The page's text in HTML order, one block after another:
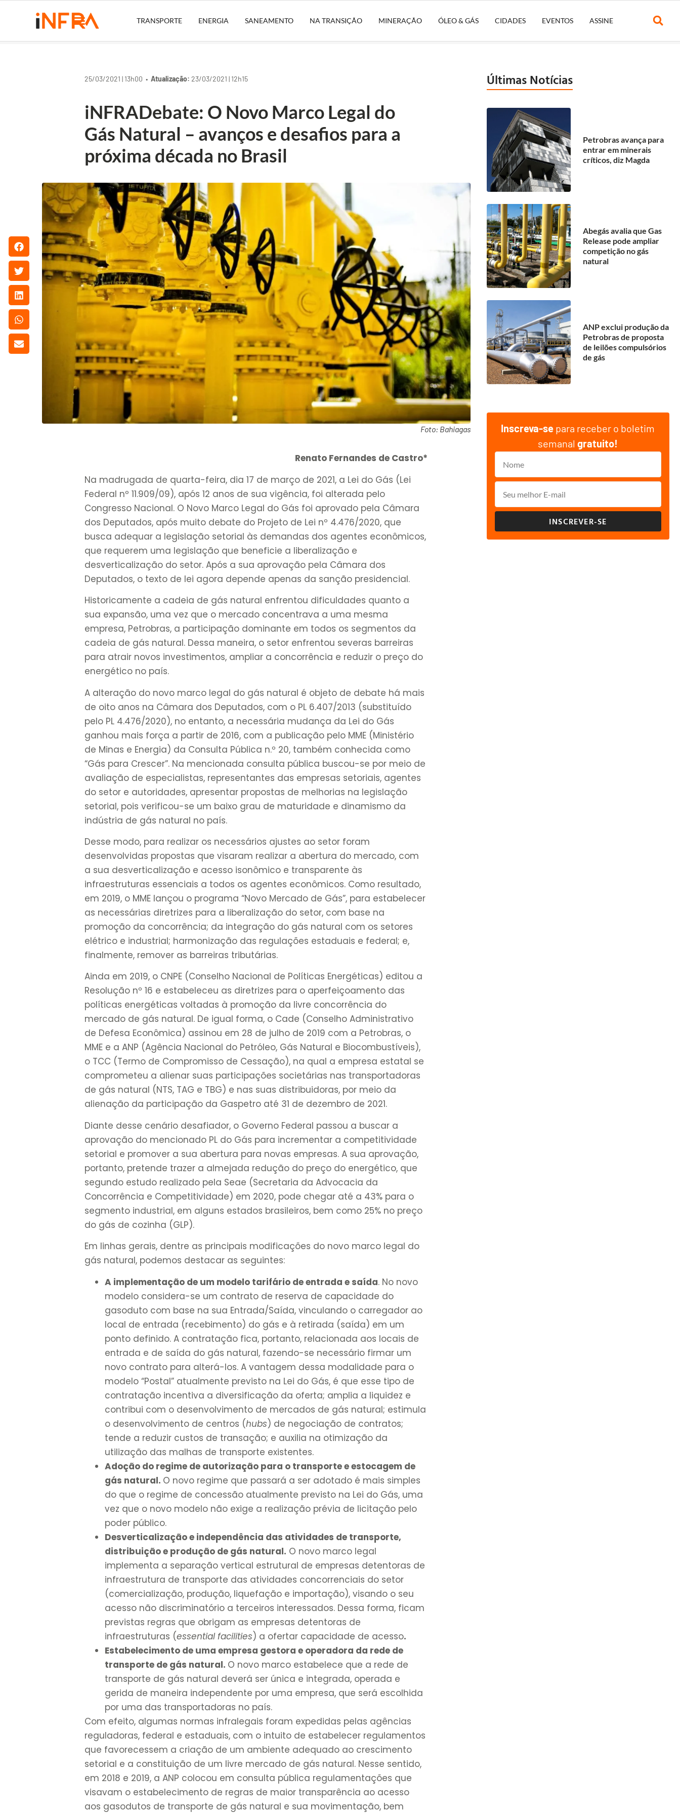
TRANSPORTE ENERGIA SANEAMENTO NA TRANSIÇÃO MINERAÇÃO ÓLEO & GÁS CIDADES EVENTOS ASSINE
25/03/2021 | 13h00 •Atualização: 23/03/2021 | 12h15
iNFRADebate: O Novo Marco Legal do
Gás Natural – avanços e desafios para a
próxima década no Brasil
Foto: Bahiagas
Renato Fernandes de Castro*
Na madrugada de quarta-feira, dia 17 de março de 2021, a Lei do Gás (Lei
Federal nº 11.909/09), após 12 anos de sua vigência, foi alterada pelo
Congresso Nacional. O Novo Marco Legal do Gás foi aprovado pela Câmara
dos Deputados, após muito debate do Projeto de Lei nº 4.476/2020, que
busca adequar a legislação setorial às demandas dos agentes econômicos,
que requerem uma legislação que beneficie a liberalização e
desverticalização do setor. Após a sua aprovação pela Câmara dos
Deputados, o texto de lei agora depende apenas da sanção presidencial.
Historicamente a cadeia de gás natural enfrentou dificuldades quanto a
sua expansão, uma vez que o mercado concentrava a uma mesma
empresa, Petrobras, a participação dominante em todos os segmentos da
cadeia de gás natural. Dessa maneira, o setor enfrentou severas barreiras
para atrair novos investimentos, ampliar a concorrência e reduzir o preço do
energético no país.
A alteração do novo marco legal do gás natural é objeto de debate há mais
de oito anos na Câmara dos Deputados, com o PL 6.407/2013 (substituído
pelo PL 4.476/2020), no entanto, a necessária mudança da Lei do Gás
ganhou mais força a partir de 2016, com a publicação pelo MME (Ministério
de Minas e Energia) da Consulta Pública n.º 20, também conhecida como
“Gás para Crescer”. Na mencionada consulta pública buscou-se por meio de
avaliação de especialistas, representantes das empresas setoriais, agentes
do setor e autoridades, apresentar propostas de melhorias na legislação
setorial, pois verificou-se um baixo grau de maturidade e dinamismo da
indústria de gás natural no país.
Desse modo, para realizar os necessários ajustes ao setor foram
desenvolvidas propostas que visaram realizar a abertura do mercado, com
a sua desverticalização e acesso isonômico e transparente às
infraestruturas essenciais a todos os agentes econômicos. Como resultado,
em 2019, o MME lançou o programa “Novo Mercado de Gás”, para estabelecer
as necessárias diretrizes para a liberalização do setor, com base na
promoção da concorrência; da integração do gás natural com os setores
elétrico e industrial; harmonização das regulações estaduais e federal; e,
finalmente, remover as barreiras tributárias.
Ainda em 2019, o CNPE (Conselho Nacional de Políticas Energéticas) editou a
Resolução nº 16 e estabeleceu as diretrizes para o aperfeiçoamento das
políticas energéticas voltadas à promoção da livre concorrência do
mercado de gás natural. De igual forma, o Cade (Conselho Administrativo
de Defesa Econômica) assinou em 28 de julho de 2019 com a Petrobras, o
MME e a ANP (Agência Nacional do Petróleo, Gás Natural e Biocombustíveis),
o TCC (Termo de Compromisso de Cessação), na qual a empresa estatal se
comprometeu a alienar suas participações societárias nas transportadoras
de gás natural (NTS, TAG e TBG) e nas suas distribuidoras, por meio da
alienação da participação da Gaspetro até 31 de dezembro de 2021.
Diante desse cenário desafiador, o Governo Federal passou a buscar a
aprovação do mencionado PL do Gás para incrementar a competitividade
setorial e promover a sua abertura para novas empresas. A sua aprovação,
portanto, pretende trazer a almejada redução do preço do energético, que
segundo estudo realizado pela Seae (Secretaria da Advocacia da
Concorrência e Competitividade) em 2020, pode chegar até a 43% para o
segmento industrial, em alguns estados brasileiros, bem como 25% no preço
do gás de cozinha (GLP).
Em linhas gerais, dentre as principais modificações do novo marco legal do
gás natural, podemos destacar as seguintes:
A implementação de um modelo tarifário de entrada e saída. No novo
modelo considera-se um contrato de reserva de capacidade do
gasoduto com base na sua Entrada/Saída, vinculando o carregador ao
local de entrada (recebimento) do gás e à retirada (saída) em um
ponto definido. A contratação fica, portanto, relacionada aos locais de
entrada e de saída do gás natural, fazendo-se necessário firmar um
novo contrato para alterá-los. A vantagem dessa modalidade para o
modelo “Postal” atualmente previsto na Lei do Gás, é que esse tipo de
contratação incentiva a diversificação da oferta; amplia a liquidez e
contribui com o desenvolvimento de mercados de gás natural; estimula
o desenvolvimento de centros (hubs) de negociação de contratos;
tende a reduzir custos de transação; e auxilia na otimização da
utilização das malhas de transporte existentes.
Adoção do regime de autorização para o transporte e estocagem de
gás natural. O novo regime que passará a ser adotado é mais simples
do que o regime de concessão atualmente previsto na Lei do Gás, uma
vez que o novo modelo não exige a realização prévia de licitação pelo
poder público.
Desverticalização e independência das atividades de transporte,
distribuição e produção de gás natural. O novo marco legal
implementa a separação vertical estrutural de empresas detentoras de
infraestrutura de transporte das atividades concorrenciais do setor
(comercialização, produção, liquefação e importação), visando o seu
acesso não discriminatório a terceiros interessados. Dessa forma, ficam
previstas regras que obrigam as empresas detentoras de
infraestruturas (essential facilities) a ofertar capacidade de acesso.
Estabelecimento de uma empresa gestora e operadora da rede de
transporte de gás natural. O novo marco estabelece que a rede de
transporte de gás natural deverá ser única e integrada, operada e
gerida de maneira independente por uma empresa, que será escolhida
por uma das transportadoras no país.
Com efeito, algumas normas infralegais foram expedidas pelas agências
reguladoras, federal e estaduais, com o intuito de estabelecer regulamentos
que favorecessem a criação de um ambiente adequado ao crescimento
setorial e a constituição de um livre mercado de gás natural. Nesse sentido,
em 2018 e 2019, a ANP colocou em consulta pública regulamentações que
visavam o estabelecimento de regras de maior transparência ao acesso
aos gasodutos de transporte de gás natural e sua movimentação, bem
Últimas Notícias
Petrobras avança para
entrar em minerais
críticos, diz Magda
Abegás avalia que Gas
Release pode ampliar
competição no gás
natural
ANP exclui produção da
Petrobras de proposta
de leilões compulsórios
de gás
Inscreva-se para receber o boletim
semanalgratuito!
INSCREVER-SE